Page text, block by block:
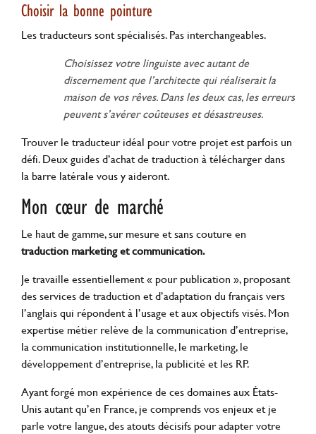
Choisir la bonne pointure
Les traducteurs sont spécialisés. Pas interchangeables.
Choisissez votre linguiste avec autant de
discernement que l’architecte qui réaliserait la
maison de vos rêves. Dans les deux cas, les erreurs
peuvent s’avérer coûteuses et désastreuses.
Trouver le traducteur idéal pour votre projet est parfois un
défi. Deux guides d’achat de traduction à télécharger dans
la barre latérale vous y aideront.
Mon cœur de marché
Le haut de gamme, sur mesure et sans couture en
traduction marketing et communication.
Je travaille essentiellement « pour publication », proposant
des services de traduction et d’adaptation du français vers
l’anglais qui répondent à l’usage et aux objectifs visés. Mon
expertise métier relève de la communication d’entreprise,
la communication institutionnelle, le marketing, le
développement d’entreprise, la publicité et les RP.
Ayant forgé mon expérience de ces domaines aux États-
Unis autant qu’en France, je comprends vos enjeux et je
parle votre langue, des atouts décisifs pour adapter votre